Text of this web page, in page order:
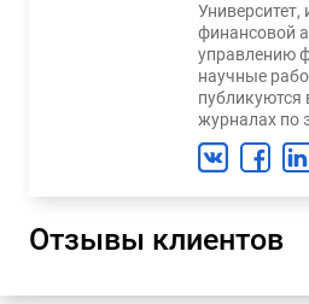
финансовой
управлению
научные
публикуются
журналах по
Отзывы клиентов